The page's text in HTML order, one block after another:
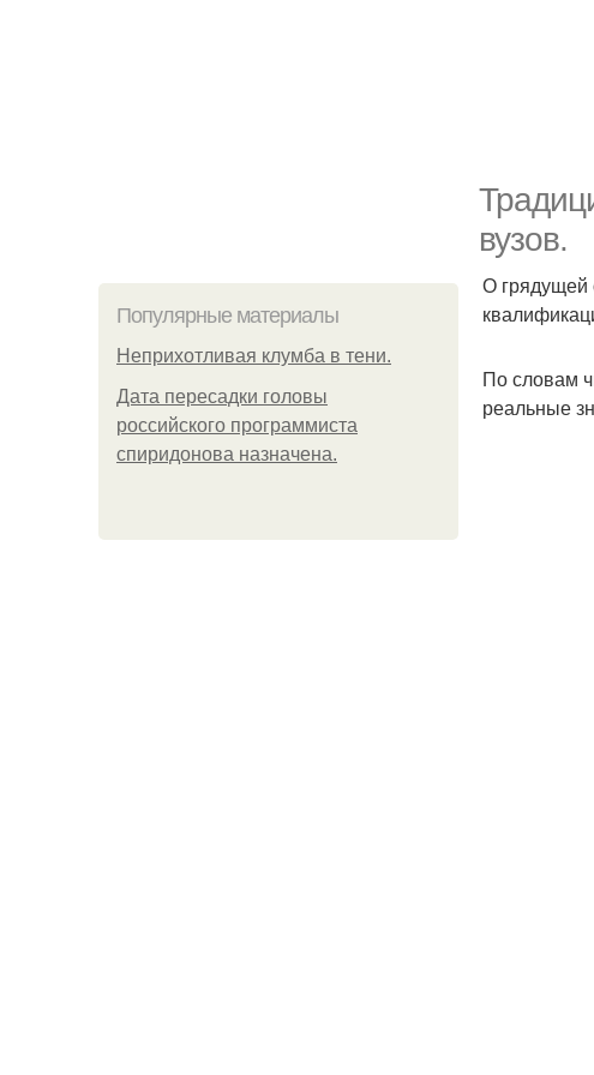
вузов.
Популярные материалы
Неприхотливая клумба в тени.
Дата пересадки головы
российского программиста
спиридонова назначена.
О грядущей
По словам
реальные